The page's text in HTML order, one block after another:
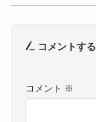
コメントする
コメント ※